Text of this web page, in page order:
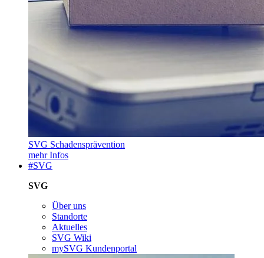
SVG Schadensprävention
mehr Infos
#SVG
SVG
Über uns
Standorte
Aktuelles
SVG Wiki
mySVG Kundenportal